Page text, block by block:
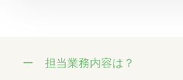
担当業務内容は？